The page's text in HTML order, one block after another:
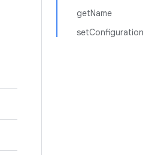
getName
setConfiguration